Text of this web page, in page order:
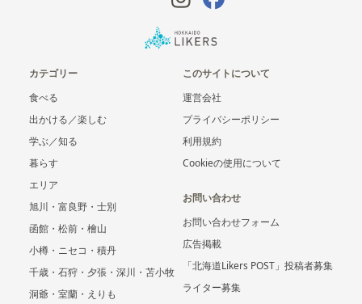
カテゴリー
食べる
出かける／楽しむ
学ぶ／知る
暮らす
エリア
旭川・富良野・士別
函館・松前・檜山
小樽・ニセコ・積丹
千歳・石狩・夕張・深川・苫小牧
洞爺・室蘭・えりも
このサイトについて
運営会社
プライバシーポリシー
利用規約
Cookieの使用について
お問い合わせ
お問い合わせフォーム
広告掲載
「北海道Likers POST」投稿者募集
ライター募集